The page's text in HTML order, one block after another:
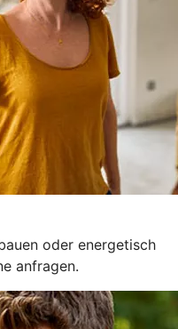
oder energetisch
anfragen.